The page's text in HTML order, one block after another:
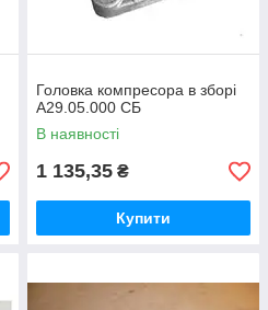
Головка компресора в зборі
А29.05.000 СБ
В наявності
1 135,35 ₴
Купити